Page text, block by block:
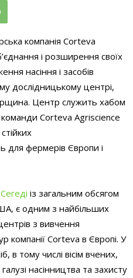
компанія Corteva
і розширення своїх
насіння і засобів
дослідницькому центрі,
Центр служить хабом
команди Corteva Agriscience
для фермерів Європи і
із загальним обсягом
є одним з найбільших
з вивчення
компанії Corteva в Європі. У
в тому числі вісім вчених,
насінництва та захисту